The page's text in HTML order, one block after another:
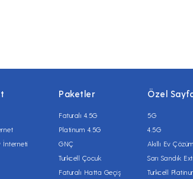
İnterneti
Paketler
Faturalı 4.5G
Platinum 4.5G
GNÇ
Turkcell Çocuk
Faturalı Hatta Geçiş
Özel
5G
4.5G
Akıllı Ev
Sarı Sandık
Turkcell